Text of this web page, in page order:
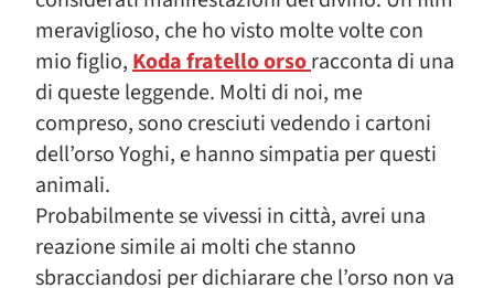
meraviglioso, che ho visto molte volte con
mio figlio,Koda fratello orsoracconta di una
di queste leggende. Molti di noi, me
compreso, sono cresciuti vedendo i cartoni
dell’orso Yoghi, e hanno simpatia per questi
animali.
Probabilmente se vivessi in città, avrei una
reazione simile ai molti che stanno
sbracciandosi per dichiarare che l’orso non va